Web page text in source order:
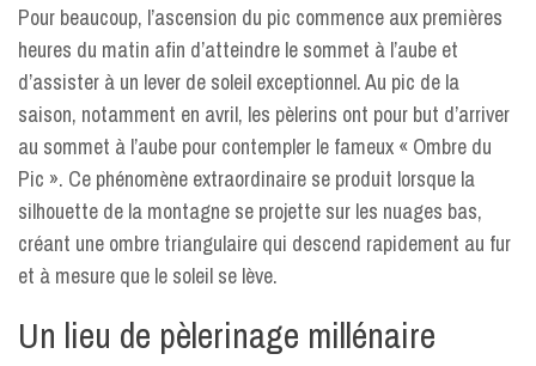
Pour beaucoup, l’ascension du pic commence aux premières
heures du matin afin d’atteindre le sommet à l’aube et
d’assister à un lever de soleil exceptionnel. Au pic de la
saison, notamment en avril, les pèlerins ont pour but d’arriver
au sommet à l’aube pour contempler le fameux « Ombre du
Pic ». Ce phénomène extraordinaire se produit lorsque la
silhouette de la montagne se projette sur les nuages bas,
créant une ombre triangulaire qui descend rapidement au fur
et à mesure que le soleil se lève.
Un lieu de pèlerinage millénaire